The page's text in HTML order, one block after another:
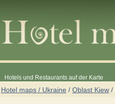
Hotels und Restaurants auf der Karte
Hotel maps / Ukraine / Oblast Kiew /